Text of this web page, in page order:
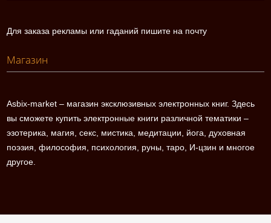
Для заказа рекламы или гаданий пишите на почту
Магазин
Asbix-market – магазин эксклюзивных электронных книг. Здесь
вы сможете купить электронные книги различной тематики –
эзотерика, магия, секс, мистика, медитации, йога, духовная
поэзия, философия, психология, руны, таро, И-цзин и многое
другое.